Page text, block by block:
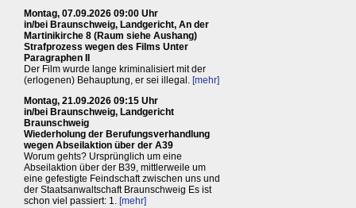
Montag, 07.09.2026 09:00 Uhr
in/bei Braunschweig, Landgericht, An der
Martinikirche 8 (Raum siehe Aushang)
Strafprozess wegen des Films Unter
Paragraphen II
Der Film wurde lange kriminalisiert mit der
(erlogenen) Behauptung, er sei illegal. [mehr]
Montag, 21.09.2026 09:15 Uhr
in/bei Braunschweig, Landgericht
Braunschweig
Wiederholung der Berufungsverhandlung
wegen Abseilaktion über der A39
Worum gehts? Ursprünglich um eine
Abseilaktion über der B39, mittlerweile um
eine gefestigte Feindschaft zwischen uns und
der Staatsanwaltschaft Braunschweig Es ist
schon viel passiert: 1. [mehr]